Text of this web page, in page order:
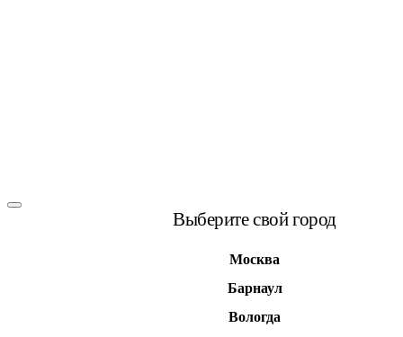
Выберите свой город
Москва
Барнаул
Вологда